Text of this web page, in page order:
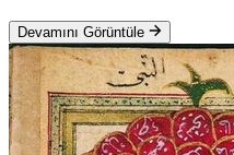
Devamını Görüntüle